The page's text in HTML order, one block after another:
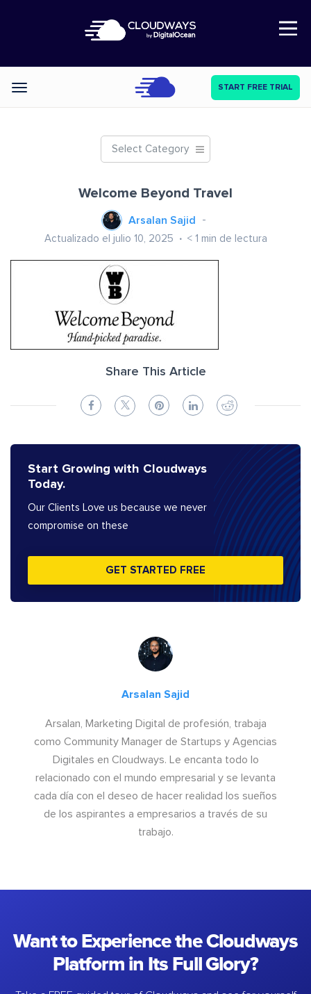
Open Nav
Categories START FREE TRIAL
Select Category
Welcome Beyond Travel
Arsalan Sajid
Actualizado el julio 10, 2025 < 1 min de lectura
Share This Article
Start Growing with Cloudways
Today.
Our Clients Love us because we never
compromise on these
GET STARTED FREE
Arsalan Sajid
Arsalan, Marketing Digital de profesión, trabaja
como Community Manager de Startups y Agencias
Digitales en Cloudways. Le encanta todo lo
relacionado con el mundo empresarial y se levanta
cada día con el deseo de hacer realidad los sueños
de los aspirantes a empresarios a través de su
trabajo.
Want to Experience the Cloudways
Platform in Its Full Glory?